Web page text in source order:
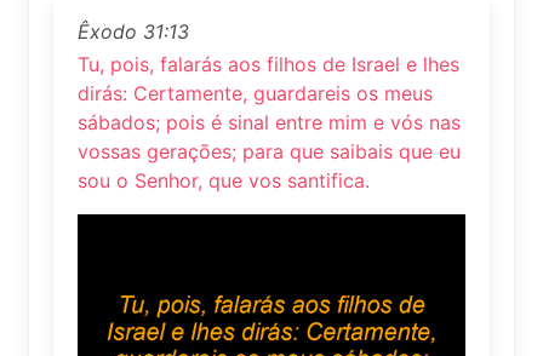
Êxodo 31:13
Tu, pois, falarás aos filhos de Israel e lhes
dirás: Certamente, guardareis os meus
sábados; pois é sinal entre mim e vós nas
vossas gerações; para que saibais que eu
sou o Senhor, que vos santifica.